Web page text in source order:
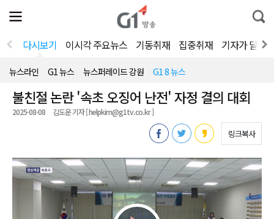
전
체
뉴
열
통
합
색
다시보기 이시각 주요뉴스 기동취재 집중취재 기자가 달려
뉴스라인 G1 뉴스 뉴스퍼레이드 강원 G1 8 뉴스
불친절 논란 '속초 오징어 난전' 자정 결의 대회
2025-08-08 김도운 기자 [ helpkim@g1tv.co.kr ]
링크복사